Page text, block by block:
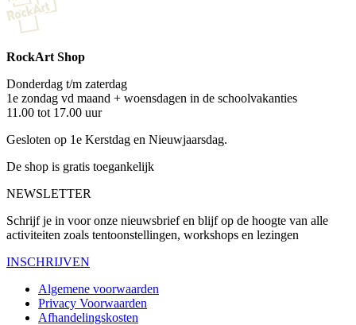
RockArt Shop
Donderdag t/m zaterdag
1e zondag vd maand + woensdagen in de schoolvakanties
11.00 tot 17.00 uur
Gesloten op 1e Kerstdag en Nieuwjaarsdag.
De shop is gratis toegankelijk
NEWSLETTER
Schrijf je in voor onze nieuwsbrief en blijf op de hoogte van alle
activiteiten zoals tentoonstellingen, workshops en lezingen
INSCHRIJVEN
Algemene voorwaarden
Privacy Voorwaarden
Afhandelingskosten